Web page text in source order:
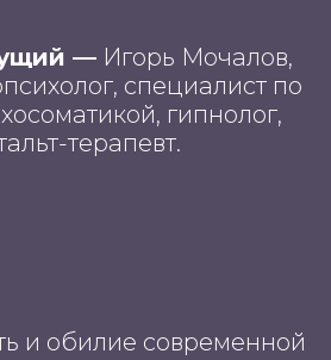
— Игорь Мочалов,
специалист по
гипнолог,
терапевт.
и обилие современной